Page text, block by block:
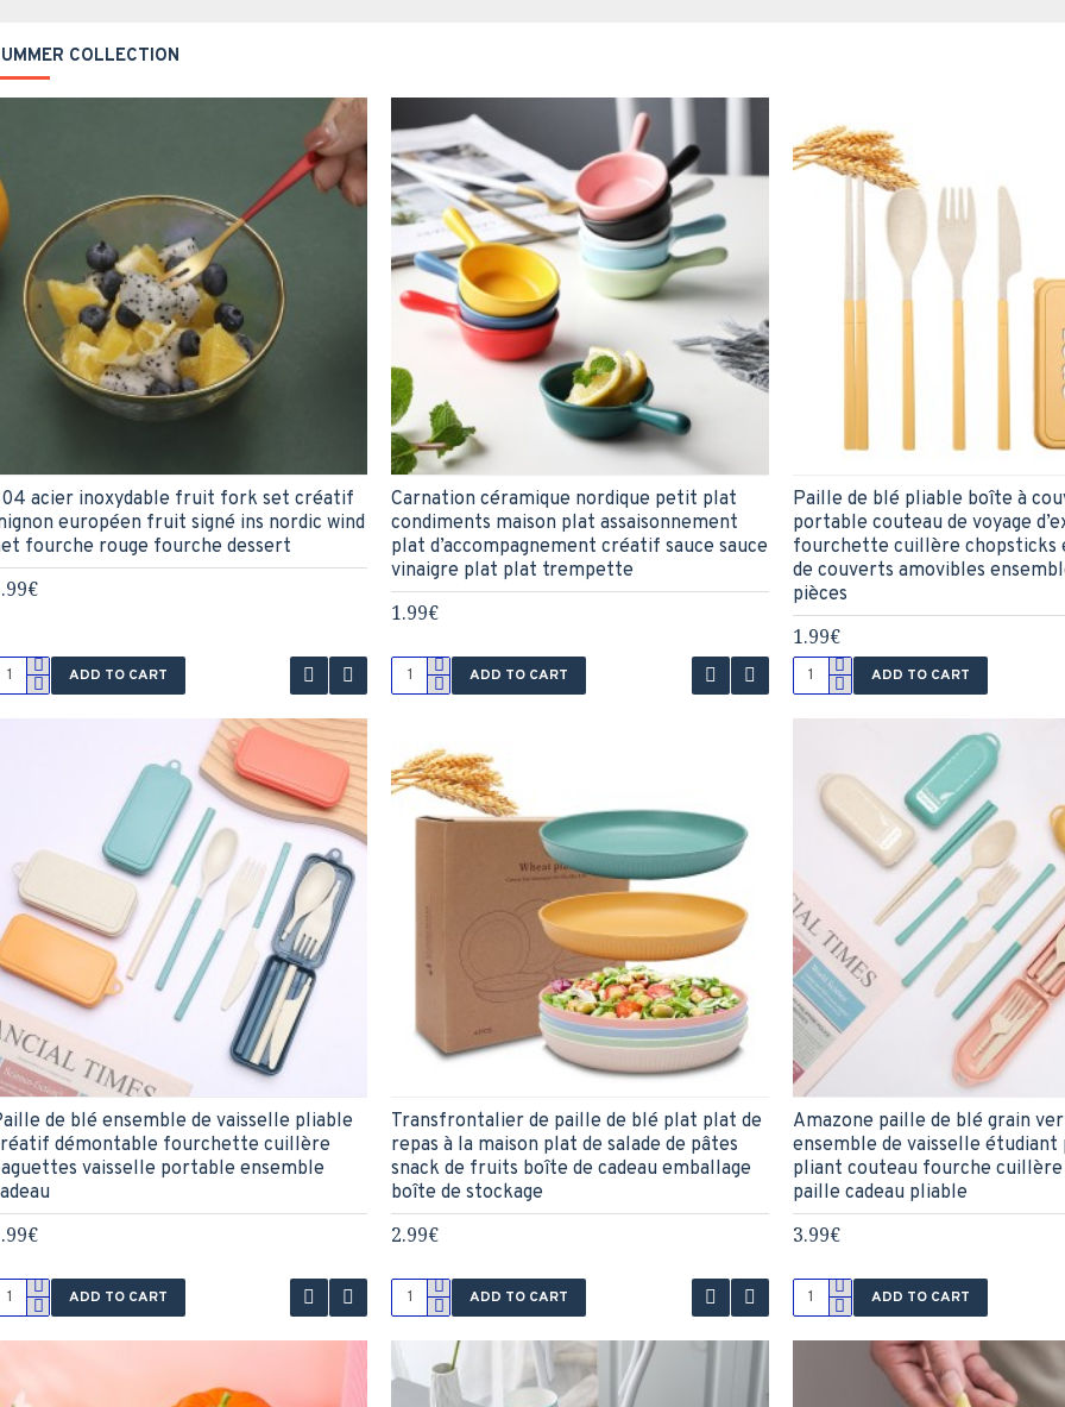
COLLECTION
acier inoxydable fruit fork set créatif
européen fruit signé ins nordic wind
fourche rouge fourche dessert
ADD TO CART
Carnation céramique nordique petit plat
condiments maison plat assaisonnement
plat d’accompagnement créatif sauce sauce
vinaigre plat plat trempette
1.99€
ADD TO CART
Paille de blé pliable boîte à
portable couteau de voyage
fourchette cuillère chopsticks
de couverts amovibles
pièces
1.99€
ADD TO CART
de blé ensemble de vaisselle pliable
démontable fourchette cuillère
vaisselle portable ensemble
ADD TO CART
Transfrontalier de paille de blé plat plat de
repas à la maison plat de salade de pâtes
snack de fruits boîte de cadeau emballage
boîte de stockage
2.99€
ADD TO CART
Amazone paille de blé grain
ensemble de vaisselle
pliant couteau fourche cuillère
paille cadeau pliable
3.99€
ADD TO CART